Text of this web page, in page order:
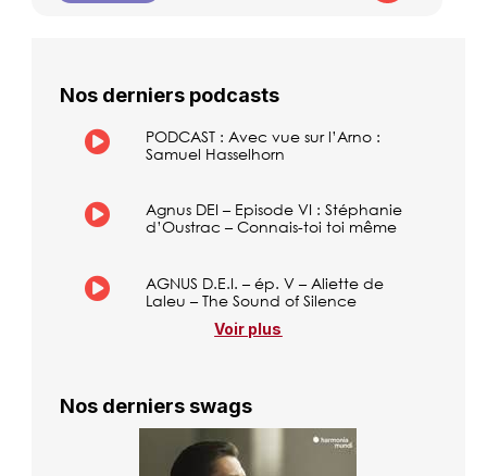
Nos derniers podcasts
PODCAST : Avec vue sur l’Arno :
Samuel Hasselhorn
Agnus DEI – Episode VI : Stéphanie
d’Oustrac – Connais-toi toi même
AGNUS D.E.I. – ép. V – Aliette de
Laleu – The Sound of Silence
Voir plus
Nos derniers swags